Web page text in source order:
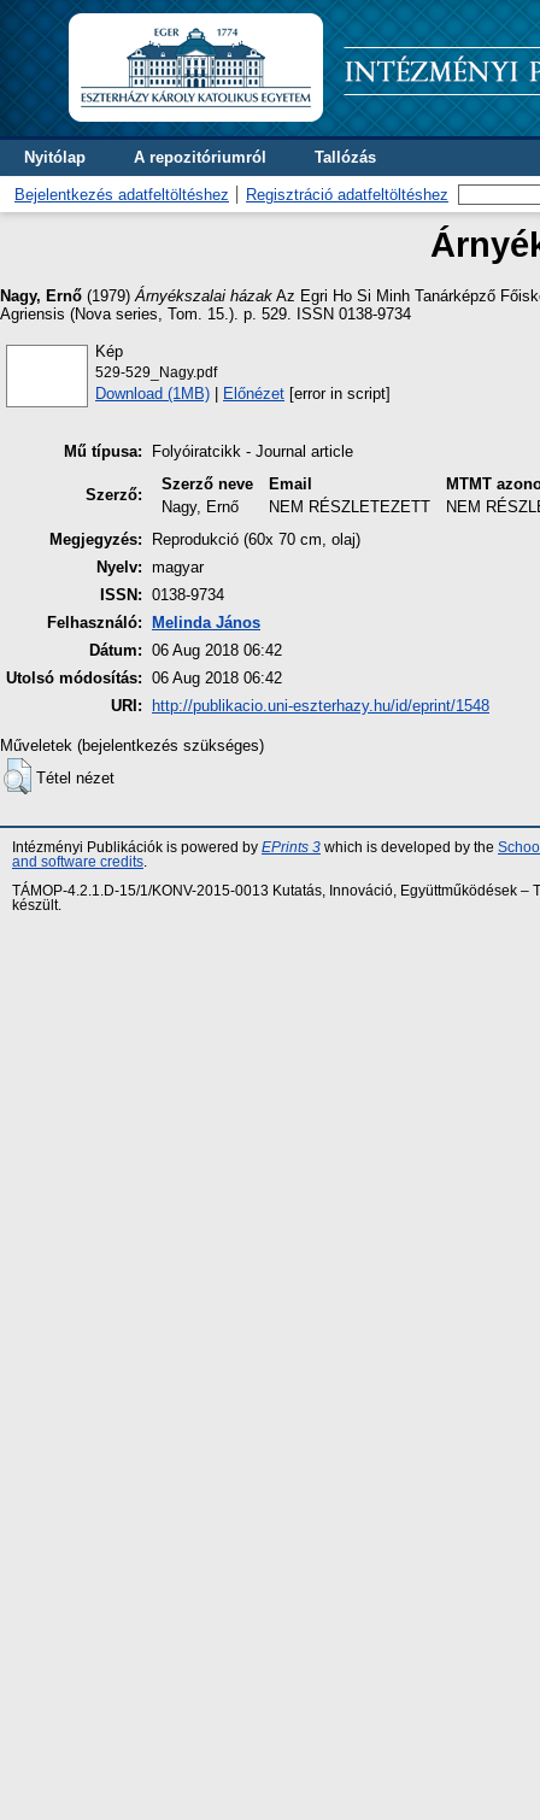
Nyitólap A repozitóriumról Tallózás
Bejelentkezés adatfeltöltéshez Regisztráció adatfeltöltéshez
Nagy, Ernő (1979) Árnyékszalai házak Az Egri Ho Si Minh Tanárképző
Agriensis (Nova series, Tom. 15.). p. 529. ISSN 0138-9734
Kép
529-529_Nagy.pdf
Download (1MB) | Előnézet [error in script]
Mű típusa: Folyóiratcikk - Journal article
Szerző:
Szerző neve Email
MTMT
Nagy, Ernő
NEM RÉSZLETEZETT
NEM
Megjegyzés:
Reprodukció (60x 70 cm, olaj)
Nyelv: magyar
ISSN: 0138-9734
Felhasználó:
Melinda János
Dátum: 06 Aug 2018 06:42
Utolsó módosítás: 06 Aug 2018 06:42
URI:
http://publikacio.uni-eszterhazy.hu/id/eprint/1548
Műveletek (bejelentkezés szükséges)
Tétel nézet
Intézményi Publikációk is powered by EPrints 3 which is developed by the
and software credits
TÁMOP-4.2.1.D-15/1/KONV-2015-0013 Kutatás, Innováció, Együttműködések
készült.